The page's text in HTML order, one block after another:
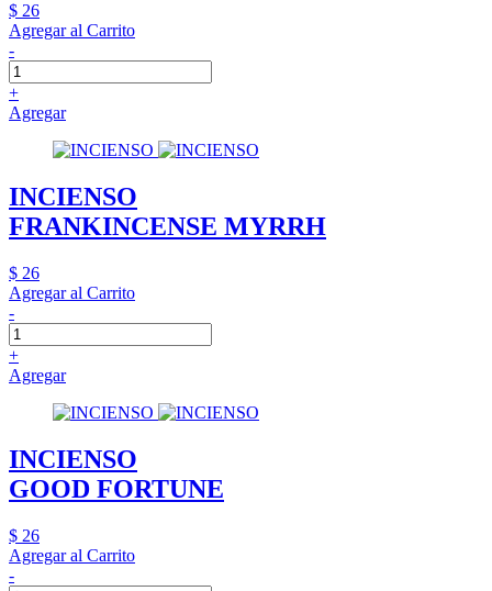
$ 26
Agregar al Carrito
-
+
Agregar
INCIENSO
FRANKINCENSE MYRRH
$ 26
Agregar al Carrito
-
+
Agregar
INCIENSO
GOOD FORTUNE
$ 26
Agregar al Carrito
-